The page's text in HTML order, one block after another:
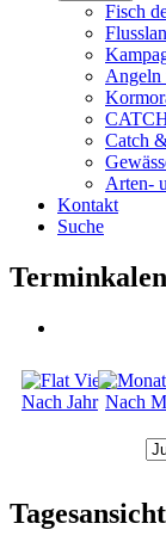
Fisch
Angeln
Catch
Arten-
Kontakt
Suche
Nach Jahr Nach
Tagesansicht